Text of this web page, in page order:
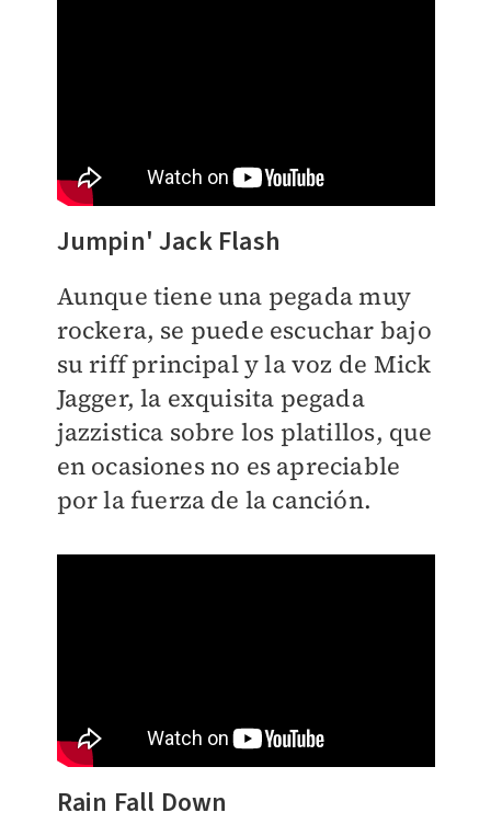
Jumpin' Jack Flash
Aunque tiene una pegada muy
rockera, se puede escuchar bajo
su riff principal y la voz de Mick
Jagger, la exquisita pegada
jazzistica sobre los platillos, que
en ocasiones no es apreciable
por la fuerza de la canción.
Rain Fall Down